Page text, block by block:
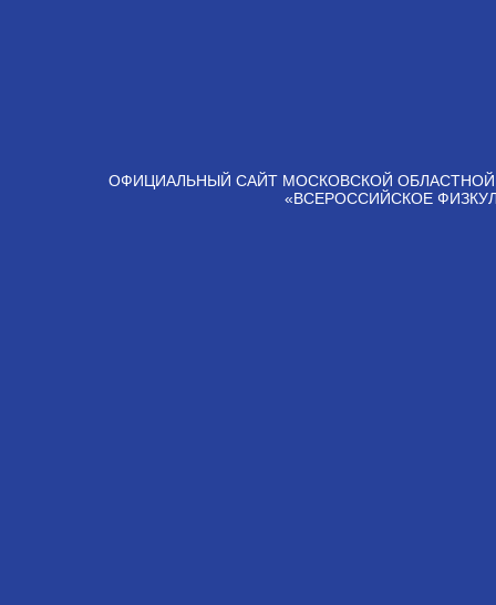
ОФИЦИАЛЬНЫЙ САЙТ МОСКОВСКОЙ
«ВСЕРОССИЙСКОЕ